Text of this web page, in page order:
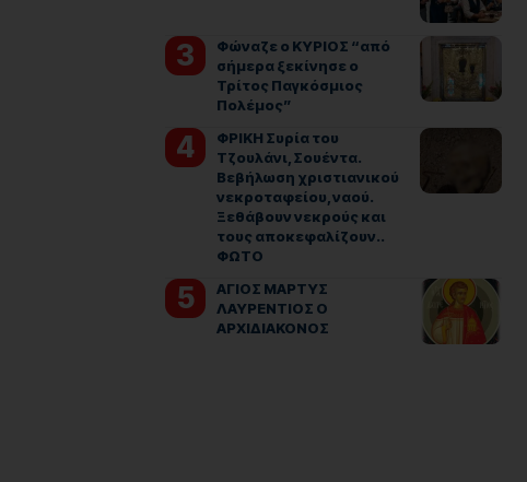
Φώναζε ο ΚΥΡΙΟΣ “από
σήμερα ξεκίνησε ο
Τρίτος Παγκόσμιος
Πολέμος”
ΦΡΙΚΗ Συρία του
Τζουλάνι, Σουέντα.
Βεβήλωση χριστιανικού
νεκροταφείου, ναού.
Ξεθάβουν νεκρούς και
τους αποκεφαλίζουν..
ΦΩΤΟ
ΑΓΙΟΣ ΜΑΡΤΥΣ
ΛΑΥΡΕΝΤΙΟΣ Ο
ΑΡΧΙΔΙΑΚΟΝΟΣ